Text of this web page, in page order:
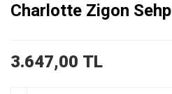
Charlotte Zigon
3.647,00 TL